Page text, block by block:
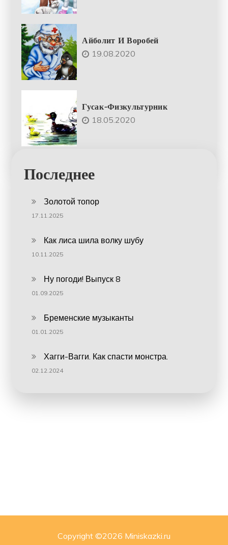
Айболит И Воробей
19.08.2020
Гусак-Физкультурник
18.05.2020
Последнее
Золотой топор
17.11.2025
Как лиса шила волку шубу
10.11.2025
Ну погоди! Выпуск 8
01.09.2025
Бременские музыканты
01.01.2025
Хагги-Вагги. Как спасти монстра.
02.12.2024
Copyright ©2026 Miniskazki.ru